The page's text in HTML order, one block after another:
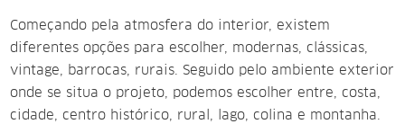
Começando pela atmosfera do interior, existem
diferentes opções para escolher, modernas, clássicas,
vintage, barrocas, rurais. Seguido pelo ambiente exterior
onde se situa o projeto, podemos escolher entre, costa,
cidade, centro histórico, rural, lago, colina e montanha.